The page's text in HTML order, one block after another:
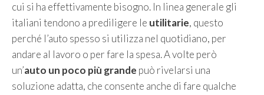
cui si ha effettivamente bisogno. In linea generale gli
italiani tendono a prediligere le utilitarie, questo
perché l’auto spesso si utilizza nel quotidiano, per
andare al lavoro o per fare la spesa. A volte però
un’auto un poco più grande può rivelarsi una
soluzione adatta, che consente anche di fare qualche